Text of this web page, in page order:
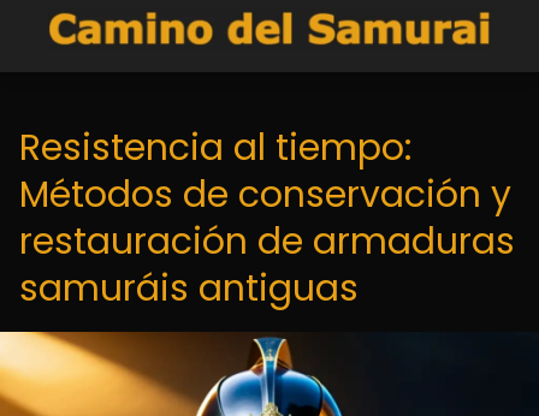
Resistencia al tiempo:
Métodos de conservación y
restauración de armaduras
samuráis antiguas